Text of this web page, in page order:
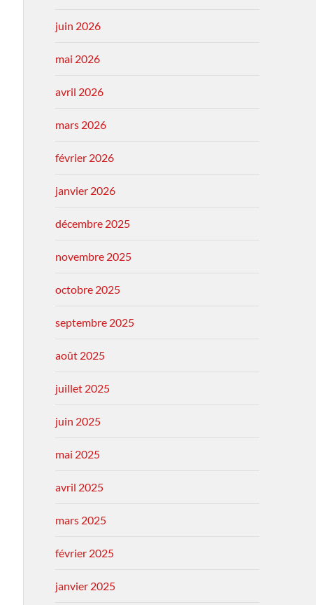
juin 2026
mai 2026
avril 2026
mars 2026
février 2026
janvier 2026
décembre 2025
novembre 2025
octobre 2025
septembre 2025
août 2025
juillet 2025
juin 2025
mai 2025
avril 2025
mars 2025
février 2025
janvier 2025